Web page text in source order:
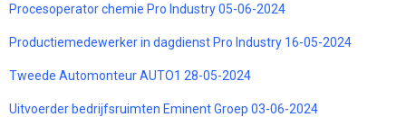
Procesoperator chemie Pro Industry 05-06-2024
Productiemedewerker in dagdienst Pro Industry 16-05-2024
Tweede Automonteur AUTO1 28-05-2024
Uitvoerder bedrijfsruimten Eminent Groep 03-06-2024